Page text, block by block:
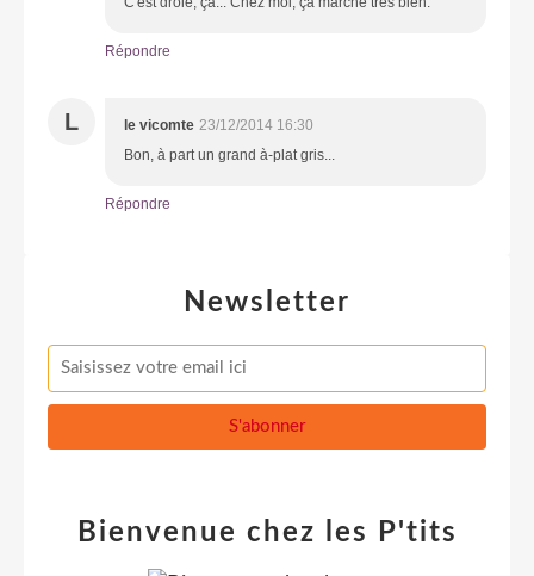
Répondre
L le vicomte 23/12/2014 16:30
Bon, à part un grand à-plat gris...
Répondre
Newsletter
Bienvenue chez les P'tits